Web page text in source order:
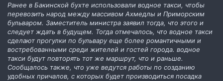
Ранее в Бакинской бухте использовали водное такси, чтобы
перевозить народ между массивом Ахмедлы и Приморским
бульваром. Заместитель министра заявил тогда, что этого и
следует ждать в будущем. Тогда отмечалось, что водное такси
сделают прогулки по бульвару еще более романтичными и
востребованными среди жителей и гостей города. водное
такси будут повторять тот же маршрут, что и раньше.
Сообщалось также, что уже ведутся работы по созданию
удобных причалов, с которых будет производиться посадка